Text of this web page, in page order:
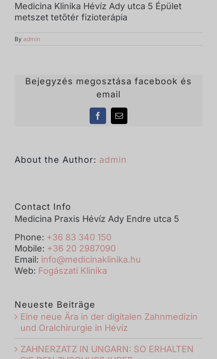
Medicina Klinika Hévíz Ady utca 5 Épület
metszet tetőtér fizioterápia
By admin
Bejegyzés megosztása facebook és
email
FacebookEmail
About the Author: admin
Contact Info
Medicina Praxis Hévíz Ady Endre utca 5
Phone: +36 83 340 150
Mobile: +36 20 2987090
Email: info@medicinaklinika.hu
Web: Fogászati Klinika
Neueste Beiträge
Eine neue Ära in der digitalen Zahnmedizin
und Oralchirurgie in Hévíz
ZAHNERZATZ IN UNGARN: SO ERHALTEN